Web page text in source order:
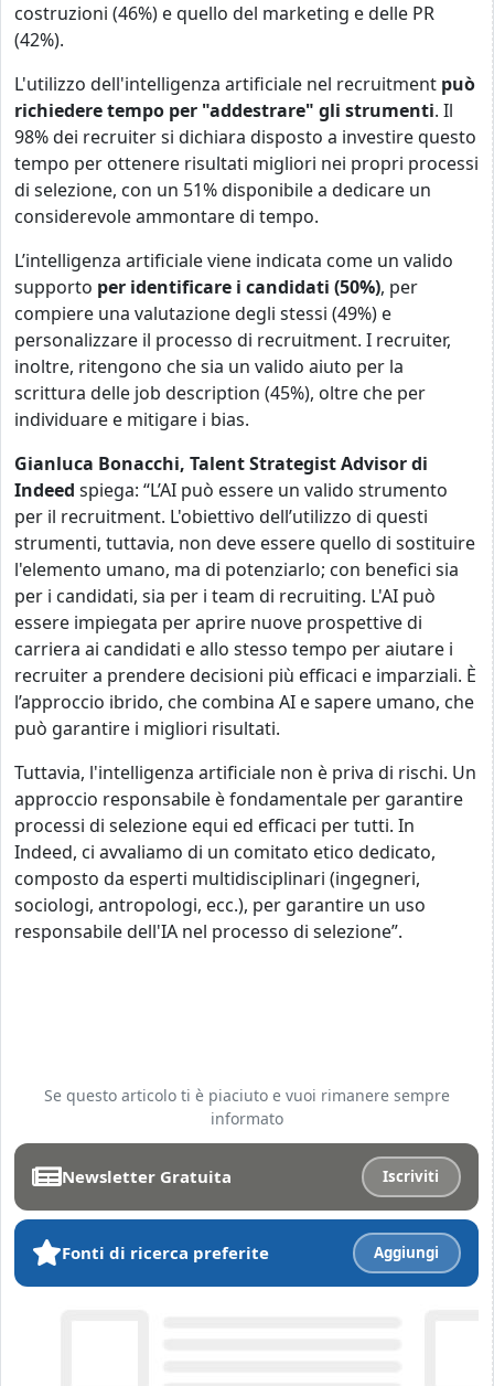
costruzioni (46%) e quello del marketing e delle PR
(42%).
L'utilizzo dell'intelligenza artificiale nel recruitment può
richiedere tempo per "addestrare" gli strumenti. Il
98% dei recruiter si dichiara disposto a investire questo
tempo per ottenere risultati migliori nei propri processi
di selezione, con un 51% disponibile a dedicare un
considerevole ammontare di tempo.
L’intelligenza artificiale viene indicata come un valido
supporto per identificare i candidati (50%), per
compiere una valutazione degli stessi (49%) e
personalizzare il processo di recruitment. I recruiter,
inoltre, ritengono che sia un valido aiuto per la
scrittura delle job description (45%), oltre che per
individuare e mitigare i bias.
Gianluca Bonacchi, Talent Strategist Advisor di
Indeed spiega: “L’AI può essere un valido strumento
per il recruitment. L'obiettivo dell’utilizzo di questi
strumenti, tuttavia, non deve essere quello di sostituire
l'elemento umano, ma di potenziarlo; con benefici sia
per i candidati, sia per i team di recruiting. L'AI può
essere impiegata per aprire nuove prospettive di
carriera ai candidati e allo stesso tempo per aiutare i
recruiter a prendere decisioni più efficaci e imparziali. È
l’approccio ibrido, che combina AI e sapere umano, che
può garantire i migliori risultati.
Tuttavia, l'intelligenza artificiale non è priva di rischi. Un
approccio responsabile è fondamentale per garantire
processi di selezione equi ed efficaci per tutti. In
Indeed, ci avvaliamo di un comitato etico dedicato,
composto da esperti multidisciplinari (ingegneri,
sociologi, antropologi, ecc.), per garantire un uso
responsabile dell'IA nel processo di selezione”.
Se questo articolo ti è piaciuto e vuoi rimanere sempre
informato
Newsletter Gratuita Iscriviti
Fonti di ricerca preferite Aggiungi